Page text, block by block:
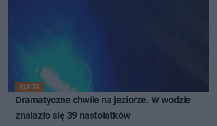
BURZA
Dramatyczne chwile na jeziorze. W wodzie
znalazło się 39 nastolatków